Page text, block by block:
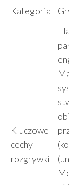
Kategoria
Kluczowe
cechy
rozgrywki